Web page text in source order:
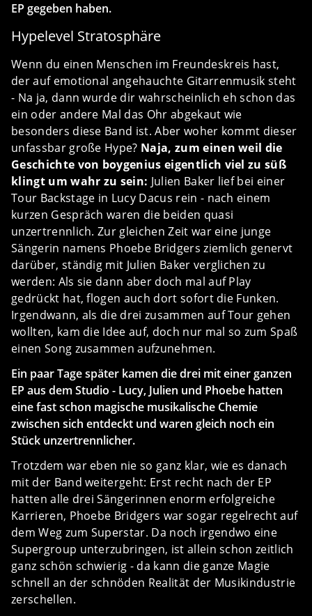
EP gegeben haben.
Hypelevel Stratosphäre
Wenn du einen Menschen im Freundeskreis hast,
der auf emotional angehauchte Gitarrenmusik steht
- Na ja, dann wurde dir wahrscheinlich eh schon das
ein oder andere Mal das Ohr abgekaut wie
besonders diese Band ist. Aber woher kommt dieser
unfassbar große Hype? Naja, zum einen weil die
Geschichte von boygenius eigentlich viel zu süß
klingt um wahr zu sein: Julien Baker lief bei einer
Tour Backstage in Lucy Dacus rein - nach einem
kurzen Gespräch waren die beiden quasi
unzertrennlich. Zur gleichen Zeit war eine junge
Sängerin namens Phoebe Bridgers ziemlich genervt
darüber, ständig mit Julien Baker verglichen zu
werden: Als sie dann aber doch mal auf Play
gedrückt hat, flogen auch dort sofort die Funken.
Irgendwann, als die drei zusammen auf Tour gehen
wollten, kam die Idee auf, doch nur mal so zum Spaß
einen Song zusammen aufzunehmen.
Ein paar Tage später kamen die drei mit einer ganzen
EP aus dem Studio - Lucy, Julien und Phoebe hatten
eine fast schon magische musikalische Chemie
zwischen sich entdeckt und waren gleich noch ein
Stück unzertrennlicher.
Trotzdem war eben nie so ganz klar, wie es danach
mit der Band weitergeht: Erst recht nach der EP
hatten alle drei Sängerinnen enorm erfolgreiche
Karrieren, Phoebe Bridgers war sogar regelrecht auf
dem Weg zum Superstar. Da noch irgendwo eine
Supergroup unterzubringen, ist allein schon zeitlich
ganz schön schwierig - da kann die ganze Magie
schnell an der schnöden Realität der Musikindustrie
zerschellen.